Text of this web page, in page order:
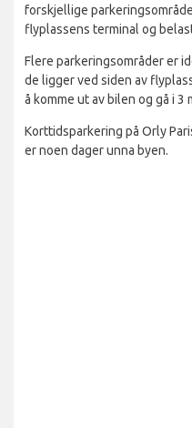
forskjellige
flyplassens terminal og
Flere parkeringsområder er
de ligger ved siden av
å komme ut av bilen og gå i
Korttidsparkering på Orly
er noen dager unna byen.